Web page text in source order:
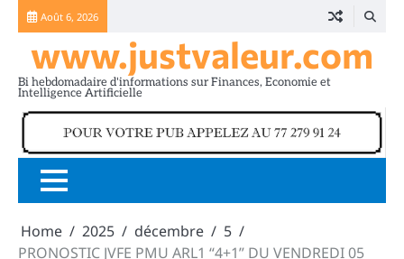
Skip
content
Août 6, 2026
www.justvaleur.com
Bi hebdomadaire d'informations sur Finances, Economie et
Intelligence Artificielle
Home 2025 décembre
5
PRONOSTIC JVFE PMU ARL1 “4+1” DU VENDREDI 05